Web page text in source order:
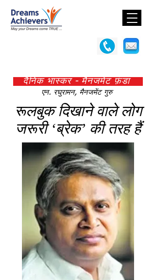
दैनिक भास्कर - मैनजमेंट फ़ंडा
एन. रघुरामन, मैनजमेंट गुरु
रूलबुक दिखाने वाले लोग
जरूरी ‘ब्रेक’ की तरह हैं